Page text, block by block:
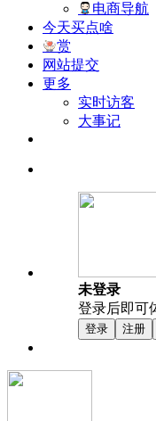
电商导航
今天买点啥
赏
网站提交
更多
实时访客
大事记
未登录
登录后即可
登录 注册